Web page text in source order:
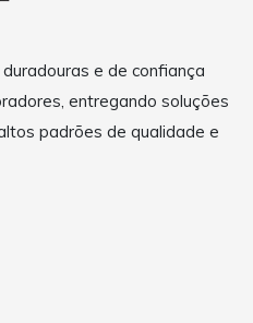
e de confiança
entregando soluções
padrões de qualidade e